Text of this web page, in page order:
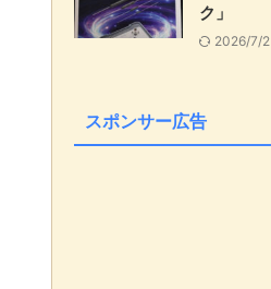
ク」
2026/7/2
スポンサー広告